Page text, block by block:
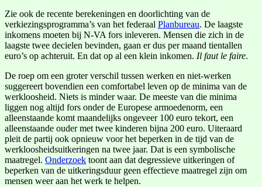
Zie ook de recente berekeningen en doorlichting van de
verkiezingsprogramma’s van het federaal Planbureau. De laagste
inkomens moeten bij N-VA fors inleveren. Mensen die zich in de
laagste twee decielen bevinden, gaan er dus per maand tientallen
euro’s op achteruit. En dat op al een klein inkomen. Il faut le faire.
De roep om een groter verschil tussen werken en niet-werken
suggereert bovendien een comfortabel leven op de minima van de
werkloosheid. Niets is minder waar. De meeste van die minima
liggen nog altijd fors onder de Europese armoedenorm, een
alleenstaande komt maandelijks ongeveer 100 euro tekort, een
alleenstaande ouder met twee kinderen bijna 200 euro. Uiteraard
pleit de partij ook opnieuw voor het beperken in de tijd van de
werkloosheidsuitkeringen na twee jaar. Dat is een symbolische
maatregel. Onderzoek toont aan dat degressieve uitkeringen of
beperken van de uitkeringsduur geen effectieve maatregel zijn om
mensen weer aan het werk te helpen.